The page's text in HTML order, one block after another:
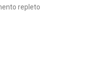
repleto